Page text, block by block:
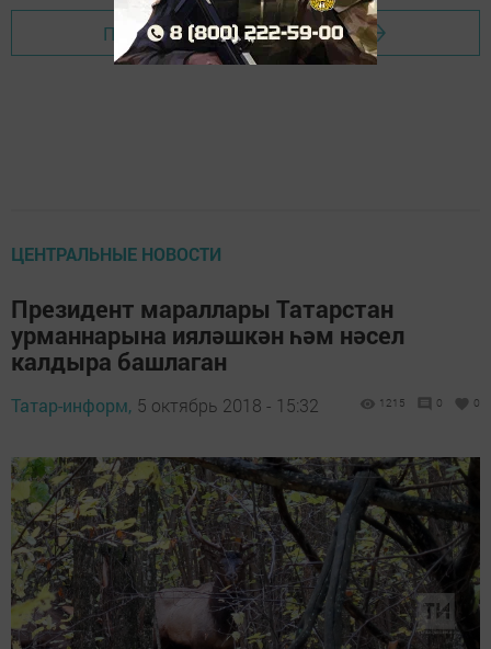
Перейти на страницу новости
ЦЕНТРАЛЬНЫЕ НОВОСТИ
Президент мараллары Татарстан
урманнарына ияләшкән һәм нәсел
калдыра башлаган
Татар-информ, 5 октябрь 2018 - 15:32 1215 0 0